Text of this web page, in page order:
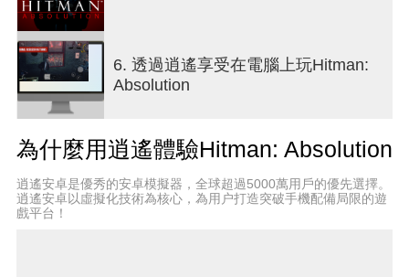
自訂觸控操作，直到完美貼合您的習慣；或連接遊
戲手柄，亦可連接任何與安卓系統相容的鍵盤和滑
鼠。
超越數字
《赦免》的故事將47號特工的性格置於聚光燈下，
他的忠誠與良知都將經受考驗。
殺手本能
6. 透過逍遙享受在電腦上玩Hitman:
Absolution
為什麼用逍遙體驗Hitman: Absolution
逍遙安卓是優秀的安卓模擬器，全球超過5000萬用戶的優先選擇。
逍遙安卓以虛擬化技術為核心，為用户打造突破手機配備局限的遊
戲平台！